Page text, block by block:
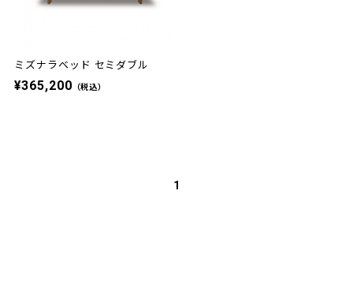
ミズナラベッド セミダブル
¥365,200 （税込）
1